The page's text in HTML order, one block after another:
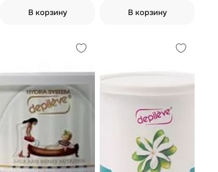
В корзину В корзину